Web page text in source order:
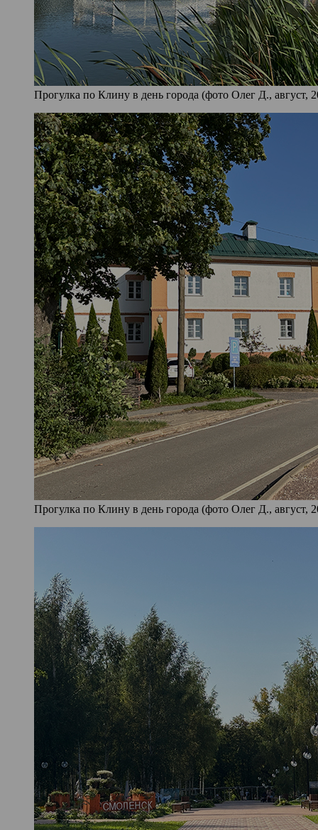
Прогулка по Клину в день города (фото Олег Д., август,
Прогулка по Клину в день города (фото Олег Д., август,